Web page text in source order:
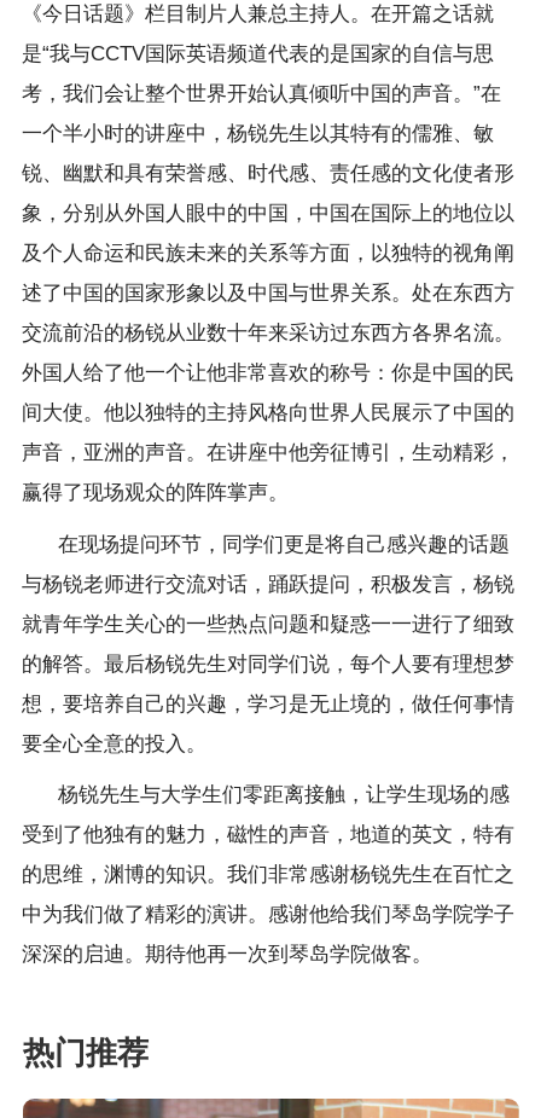
《今日话题》栏目制片人兼总主持人。在开篇之话就
是“我与CCTV国际英语频道代表的是国家的自信与思
考，我们会让整个世界开始认真倾听中国的声音。”在
一个半小时的讲座中，杨锐先生以其特有的儒雅、敏
锐、幽默和具有荣誉感、时代感、责任感的文化使者形
象，分别从外国人眼中的中国，中国在国际上的地位以
及个人命运和民族未来的关系等方面，以独特的视角阐
述了中国的国家形象以及中国与世界关系。处在东西方
交流前沿的杨锐从业数十年来采访过东西方各界名流。
外国人给了他一个让他非常喜欢的称号：你是中国的民
间大使。他以独特的主持风格向世界人民展示了中国的
声音，亚洲的声音。在讲座中他旁征博引，生动精彩，
赢得了现场观众的阵阵掌声。
在现场提问环节，同学们更是将自己感兴趣的话题
与杨锐老师进行交流对话，踊跃提问，积极发言，杨锐
就青年学生关心的一些热点问题和疑惑一一进行了细致
的解答。最后杨锐先生对同学们说，每个人要有理想梦
想，要培养自己的兴趣，学习是无止境的，做任何事情
要全心全意的投入。
杨锐先生与大学生们零距离接触，让学生现场的感
受到了他独有的魅力，磁性的声音，地道的英文，特有
的思维，渊博的知识。我们非常感谢杨锐先生在百忙之
中为我们做了精彩的演讲。感谢他给我们琴岛学院学子
深深的启迪。期待他再一次到琴岛学院做客。